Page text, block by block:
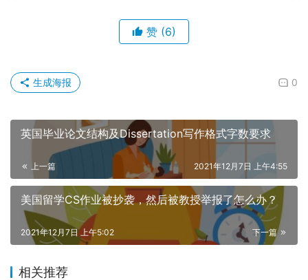
赞 (6)
0
生成海报
英国毕业论文结构及Dissertation写作格式字数要求
上一篇 2021年12月7日 上午4:55
美国留学CS作业被抄袭，然后被教授举报了怎么办？
下一篇
2021年12月7日 上午5:02
相关推荐